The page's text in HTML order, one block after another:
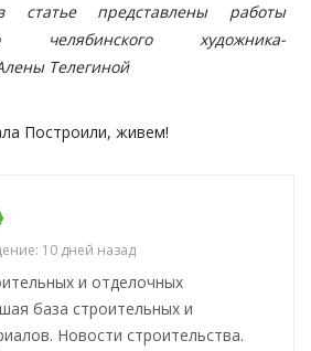
представлены работы
челябинского художника-
Телегиной
Построили, живем!
10 дней назад
и отделочных
база строительных и
Новости строительства.